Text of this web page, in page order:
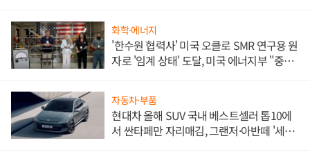
화학·에너지
'한수원 협력사' 미국 오클로 SMR 연구용 원
자로 '임계 상태' 도달, 미국 에너지부 "중요
자동차·부품
현대차 올해 SUV 국내 베스트셀러 톱10에
서 싼타페만 자리매김, 그랜저·아반떼 '세단